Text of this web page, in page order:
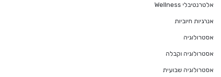
אלטרנטיבלי Wellness
אנרגיות חיוביות
אסטרולוגיה
אסטרולוגיה וקבלה
אסטרולוגיה שבועית